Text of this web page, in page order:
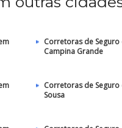
Corretoras de Seguro
Campina Grande
Corretoras de Seguro
Sousa